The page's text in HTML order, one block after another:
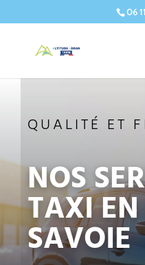
06
QUALITÉ ET
NOS
TAXI
SAVOIE